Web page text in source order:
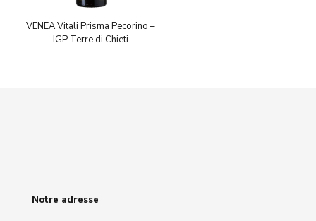
VENEA Vitali Prisma Pecorino –
IGP Terre di Chieti
Notre adresse